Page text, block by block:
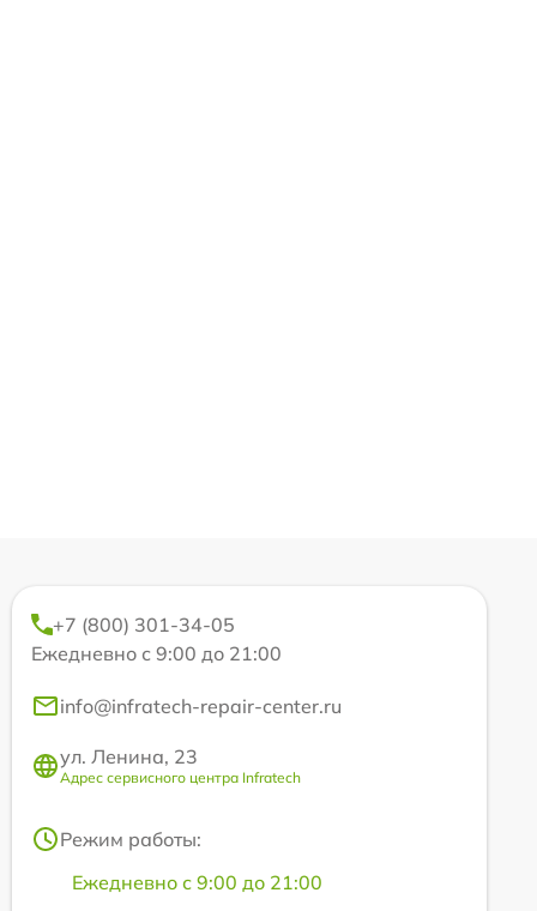
+7 (800) 301-34-05
Ежедневно с 9:00 до 21:00
info@infratech-repair-center.ru
ул. Ленина, 23
Адрес сервисного центра Infratech
Режим работы:
Ежедневно с 9:00 до 21:00